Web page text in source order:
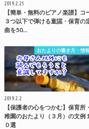
2019.2.21
【簡単・無料のピアノ楽譜】コ
３つ以下で弾ける童謡・保育の
曲を50…
おたよりの書き方・情
2019.2.2
【保護者の心をつかむ】保育所
稚園のおたより（３月）の文例
０選